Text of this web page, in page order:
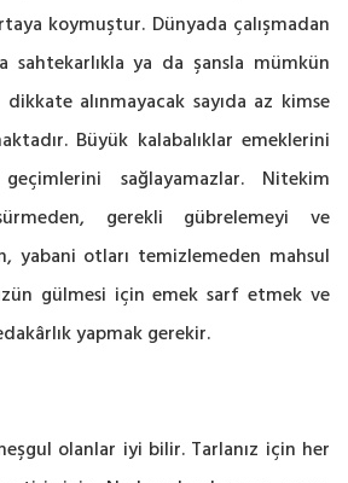
koymuştur. Dünyada çalışmadan
sahtekarlıkla ya da şansla mümkün
alınmayacak sayıda az kimse
Büyük kalabalıklar emeklerini
sağlayamazlar. Nitekim
gerekli gübrelemeyi ve
yabani otları temizlemeden mahsul
gülmesi için emek sarf etmek ve
yapmak gerekir.
olanlar iyi bilir. Tarlanız için her